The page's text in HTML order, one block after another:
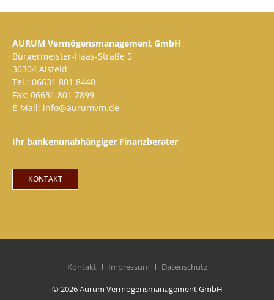
AURUM Vermögensmanagement GmbH
Bürgermeister-Haas-Straße 5
36304 Alsfeld
Tel.: 06631 801 8440
Fax: 06631 801 7899
E-Mail: info@aurumvm.de
Ihr bankenunabhängiger Finanzberater
KONTAKT
Kontakt Impressum
Datenschutz
© 2026 Aurum Vermögensmanagement GmbH